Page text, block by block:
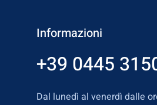
Informazioni
+39 0445
Dal lunedì al venerdì dalle